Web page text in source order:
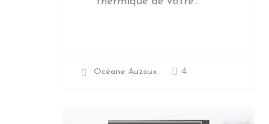
Océane Auzoux 4